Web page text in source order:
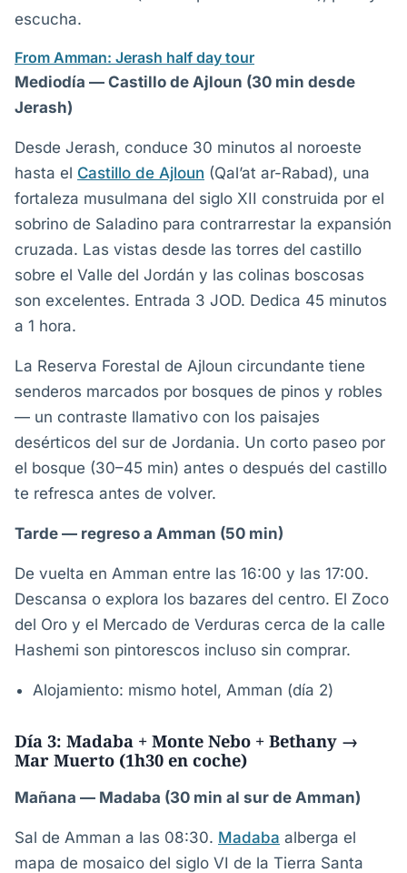
escucha.
From Amman: Jerash half day tour
Mediodía — Castillo de Ajloun (30 min desde
Jerash)
Desde Jerash, conduce 30 minutos al noroeste
hasta el Castillo de Ajloun (Qal’at ar-Rabad), una
fortaleza musulmana del siglo XII construida por el
sobrino de Saladino para contrarrestar la expansión
cruzada. Las vistas desde las torres del castillo
sobre el Valle del Jordán y las colinas boscosas
son excelentes. Entrada 3 JOD. Dedica 45 minutos
a 1 hora.
La Reserva Forestal de Ajloun circundante tiene
senderos marcados por bosques de pinos y robles
— un contraste llamativo con los paisajes
desérticos del sur de Jordania. Un corto paseo por
el bosque (30–45 min) antes o después del castillo
te refresca antes de volver.
Tarde — regreso a Amman (50 min)
De vuelta en Amman entre las 16:00 y las 17:00.
Descansa o explora los bazares del centro. El Zoco
del Oro y el Mercado de Verduras cerca de la calle
Hashemi son pintorescos incluso sin comprar.
Alojamiento: mismo hotel, Amman (día 2)
Día 3: Madaba + Monte Nebo + Bethany →
Mar Muerto (1h30 en coche)
Mañana — Madaba (30 min al sur de Amman)
Sal de Amman a las 08:30. Madaba alberga el
mapa de mosaico del siglo VI de la Tierra Santa